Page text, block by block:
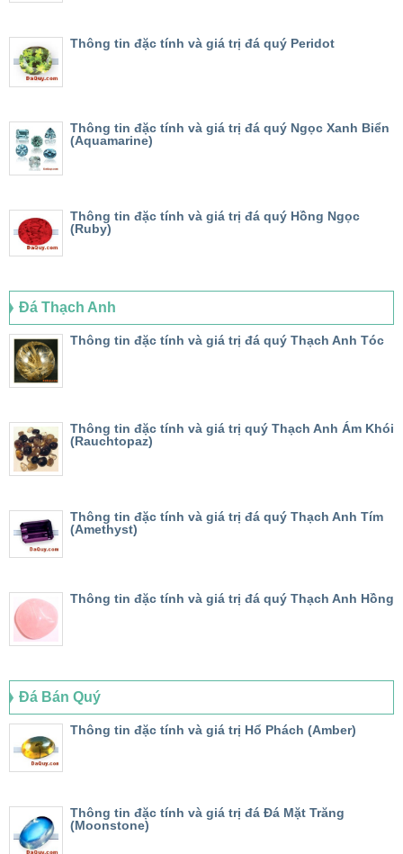
Thông tin đặc tính và giá trị đá quý Peridot
Thông tin đặc tính và giá trị đá quý Ngọc Xanh Biển
(Aquamarine)
Thông tin đặc tính và giá trị đá quý Hồng Ngọc
(Ruby)
Đá Thạch Anh
Thông tin đặc tính và giá trị đá quý Thạch Anh Tóc
Thông tin đặc tính và giá trị quý Thạch Anh Ám Khói
(Rauchtopaz)
Thông tin đặc tính và giá trị đá quý Thạch Anh Tím
(Amethyst)
Thông tin đặc tính và giá trị đá quý Thạch Anh Hồng
Đá Bán Quý
Thông tin đặc tính và giá trị Hổ Phách (Amber)
Thông tin đặc tính và giá trị đá Đá Mặt Trăng
(Moonstone)